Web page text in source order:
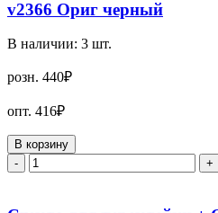
v2366 Ориг черный
В наличии: 3 шт.
розн. 440₽
опт. 416₽
В корзину
-
+